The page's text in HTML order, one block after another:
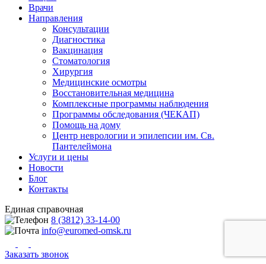
Врачи
Направления
Консультации
Диагностика
Вакцинация
Стоматология
Хирургия
Медицинские осмотры
Восстановительная медицина
Комплексные программы наблюдения
Программы обследования (ЧЕКАП)
Помощь на дому
Центр неврологии и эпилепсии им. Св.
Пантелеймона
Услуги и цены
Новости
Блог
Контакты
Единая справочная
8 (3812) 33-14-00
info@euromed-omsk.ru
Заказать звонок